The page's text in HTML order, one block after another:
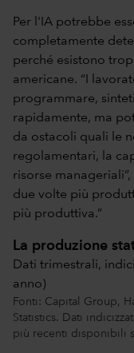
Per l'IA potrebbe
completamente
perché esistono
americane. “I
programmare,
rapidamente, ma
da ostacoli quali le
regolamentari, la
risorse
due volte più
più produttiva.”
La produzione
Dati trimestrali,
anno)
Fonti: Capital Group,
Statistics. Dati
più recenti disponibili